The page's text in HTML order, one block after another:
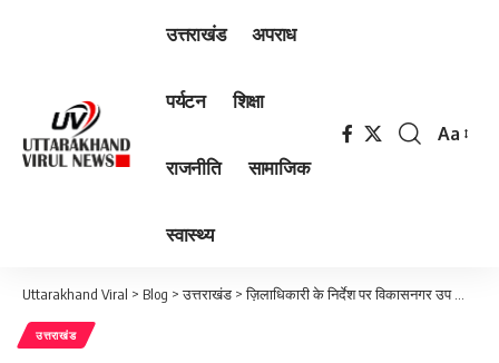
उत्तराखंड अपराध
पर्यटन शिक्षा
राजनीति सामाजिक
स्वास्थ्य
Font
Aa
Uttarakhand Viral > Blog >उत्तराखंड >ज़िलाधिकारी के निर्देश पर विकासनगर उप जिला चिकित्सालय में बढ़ी सुविधाएं
उत्तराखंड